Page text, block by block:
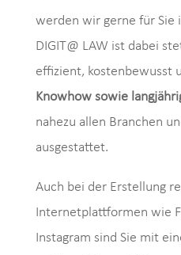
werden wir gerne für Sie
DIGIT@ LAW ist dabei
effizient, kostenbewusst
Knowhow sowie
nahezu allen Branchen
ausgestattet.
Auch bei der Erstellung
Internetplattformen wie
Instagram sind Sie mit